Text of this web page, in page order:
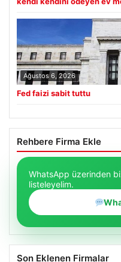
Ağustos 6, 2026
Fed faizi sabit tuttu
Rehbere Firma Ekle
WhatsApp üzerinden
listeleyelim.
Son Eklenen Firmalar